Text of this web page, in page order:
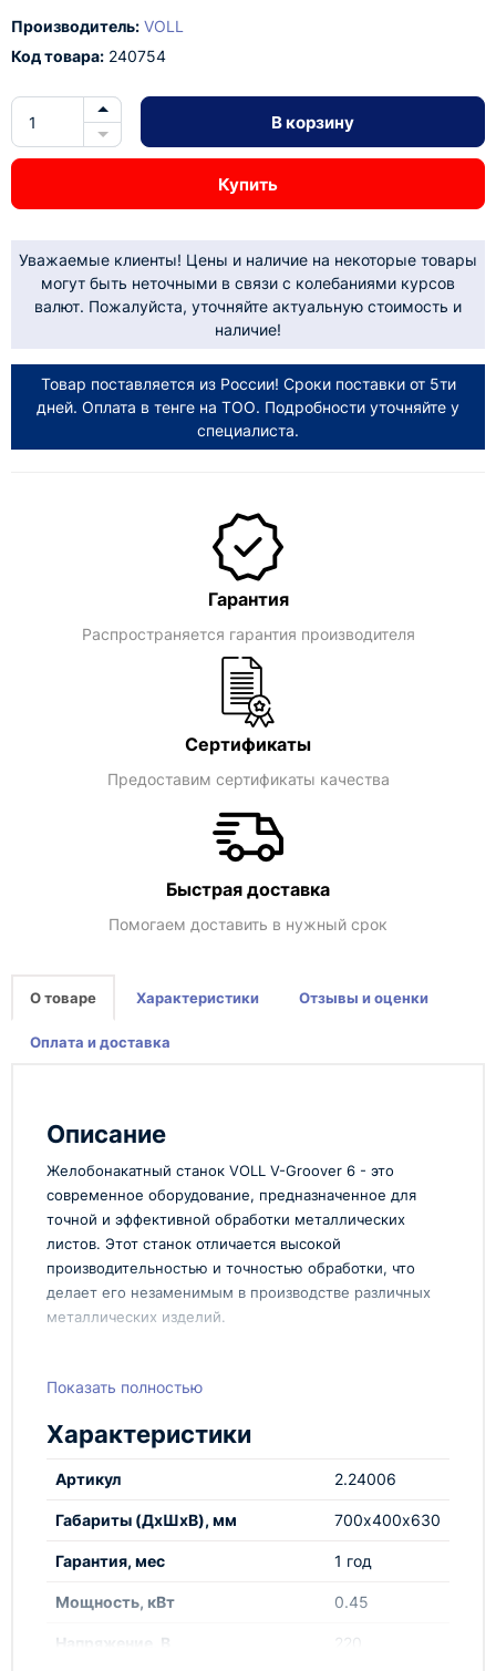
Производитель: VOLL
Код товара: 240754
В корзину
Купить
Уважаемые клиенты! Цены и наличие на некоторые товары
могут быть неточными в связи с колебаниями курсов
валют. Пожалуйста, уточняйте актуальную стоимость и
наличие!
Товар поставляется из России! Сроки поставки от 5ти
дней. Оплата в тенге на ТОО. Подробности уточняйте у
специалиста.
Гарантия
Распространяется гарантия производителя
Сертификаты
Предоставим сертификаты качества
Быстрая доставка
Помогаем доставить в нужный срок
О товаре Характеристики Отзывы и оценки
Оплата и доставка
Описание
Желобонакатный станок VOLL V-Groover 6 - это
современное оборудование, предназначенное для
точной и эффективной обработки металлических
листов. Этот станок отличается высокой
производительностью и точностью обработки, что
делает его незаменимым в производстве различных
металлических изделий.
рядом преимуществ, среди которых:
Быстрая смена настроек
Простота в обслуживании
Этот станок позволяет производить сложные
высокой точностью и повторяемостью. Он
идеально подходит для производства кровельных
Показать полностью
Характеристики
Артикул 2.24006
Габариты (ДхШхВ), мм 700х400х630
Гарантия, мес 1 год
Мощность, кВт 0.45
Напряжение, В 220